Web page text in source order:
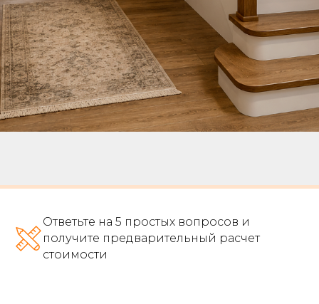
Ответьте на 5 простых вопросов и
получите предварительный расчет
стоимости